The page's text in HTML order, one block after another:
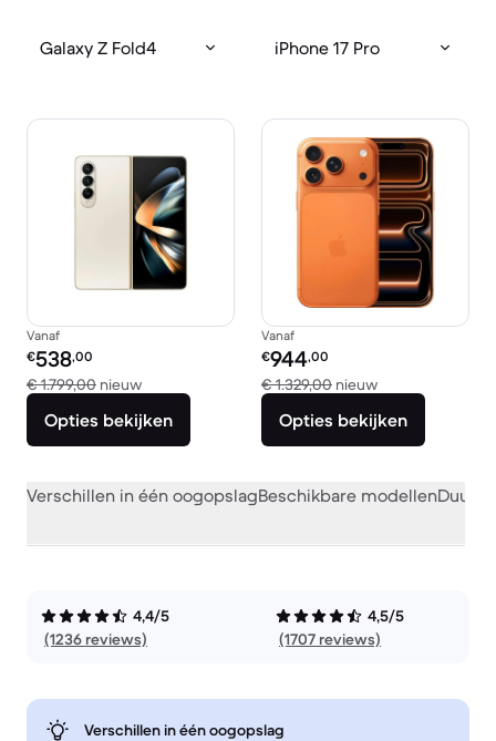
Galaxy Z Fold4 iPhone 17 Pro
Vanaf
Refurbished prijs:
€538,00
€ 1.799,00 nieuwVergeleken met € 1.799,00 nieuw
Opties bekijken
Vanaf
Refurbished prijs:
€944,00
€ 1.329,00 nieuwVergeleken met
Opties bekijken
Verschillen in één oogopslagBeschikbare modellen
4,4/5
(1236 reviews)
4,5/5
(1707 reviews)
Verschillen in één oogopslag